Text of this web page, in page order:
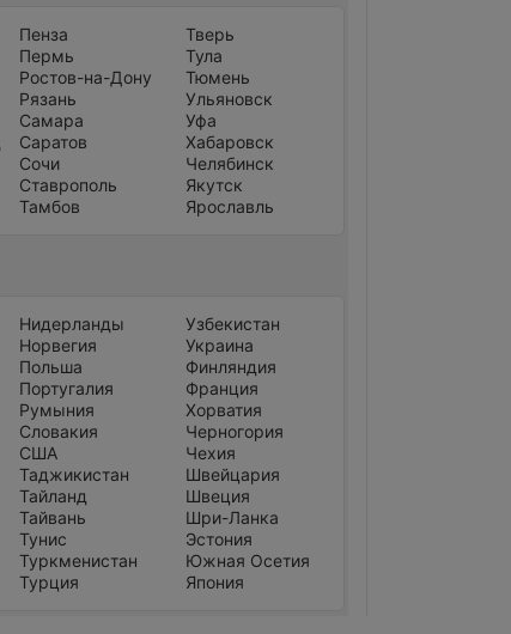
Пенза
Пермь
Ростов-на-Дону
Рязань
Самара
Саратов
Сочи
Ставрополь
Тамбов
Тверь
Тула
Тюмень
Ульяновск
Уфа
Хабаровск
Челябинск
Якутск
Ярославль
Нидерланды
Норвегия
Польша
Португалия
Румыния
Словакия
США
Таджикистан
Тайланд
Тайвань
Тунис
Туркменистан
Турция
Узбекистан
Украина
Финляндия
Франция
Хорватия
Черногория
Чехия
Швейцария
Швеция
Шри-Ланка
Эстония
Южная Осетия
Япония